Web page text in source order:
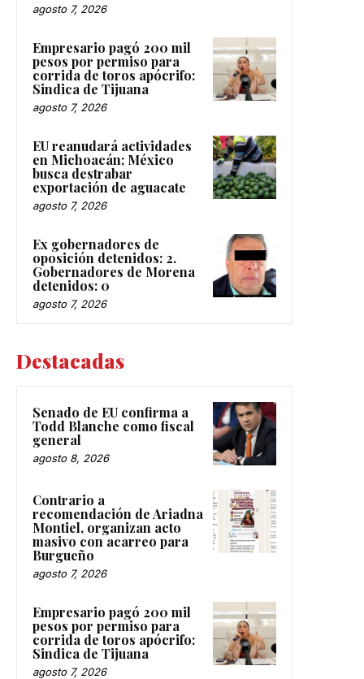
agosto 7, 2026
Empresario pagó 200 mil
pesos por permiso para
corrida de toros apócrifo:
Sindica de Tijuana
agosto 7, 2026
EU reanudará actividades
en Michoacán; México
busca destrabar
exportación de aguacate
agosto 7, 2026
Ex gobernadores de
oposición detenidos: 2.
Gobernadores de Morena
detenidos: 0
agosto 7, 2026
Destacadas
Senado de EU confirma a
Todd Blanche como fiscal
general
agosto 8, 2026
Contrario a
recomendación de Ariadna
Montiel, organizan acto
masivo con acarreo para
Burgueño
agosto 7, 2026
Empresario pagó 200 mil
pesos por permiso para
corrida de toros apócrifo:
Sindica de Tijuana
agosto 7, 2026